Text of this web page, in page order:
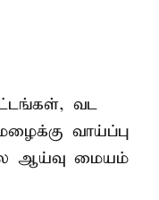
வட
வாய்ப்பு
ஆய்வு மையம்